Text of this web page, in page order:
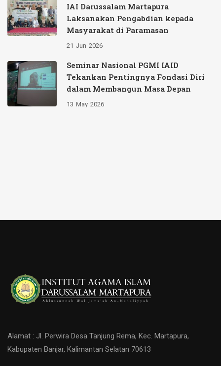
IAI Darussalam Martapura
Laksanakan Pengabdian kepada
Masyarakat di Paramasan
21 Jun 2026
Seminar Nasional PGMI IAID
Tekankan Pentingnya Fondasi Diri
dalam Membangun Masa Depan
13 May 2026
Alamat : Jl. Perwira Desa Tanjung Rema, Kec. Martapura,
Kabupaten Banjar, Kalimantan Selatan 70613